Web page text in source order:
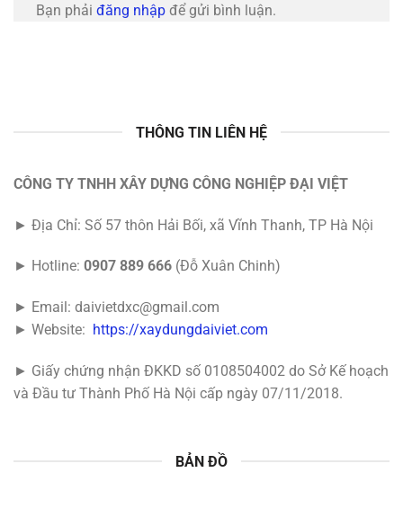
Bạn phải đăng nhập để gửi bình luận.
THÔNG TIN LIÊN HỆ
CÔNG TY TNHH XÂY DỰNG CÔNG NGHIỆP ĐẠI VIỆT
► Địa Chỉ: Số 57 thôn Hải Bối, xã Vĩnh Thanh, TP Hà Nội
► Hotline: 0907 889 666 (Đỗ Xuân Chinh)
► Email: daivietdxc@gmail.com
► Website: https://xaydungdaiviet.com
► Giấy chứng nhận ĐKKD số 0108504002 do Sở Kế hoạch
và Đầu tư Thành Phố Hà Nội cấp ngày 07/11/2018.
BẢN ĐỒ